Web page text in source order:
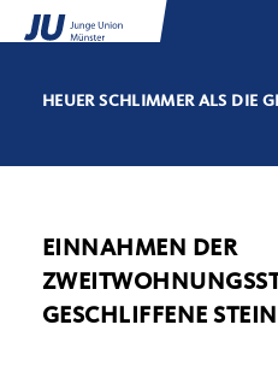
HEUER SCHLIMMER ALS DIE
EINNAHMEN DER
GESCHLIFFENE